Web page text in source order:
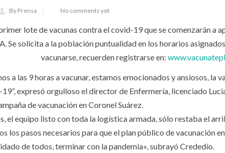
By Prensa No comments yet
lote de vacunas contra el covid-19 que se comenzarán a
Se solicita a la población puntualidad en los horarios
vacunarse, recuerden registrarse en:
a las 9 horas a vacunar, estamos emocionados y ansiosos, la
expresó orgulloso el director de Enfermería, licenciado
de vacunación en Coronel Suárez.
el equipo listo con toda la logística armada, sólo restaba el
los pasos necesarios para que el plan público de vacunación
de todos, terminar con la pandemia», subrayó Crededío.